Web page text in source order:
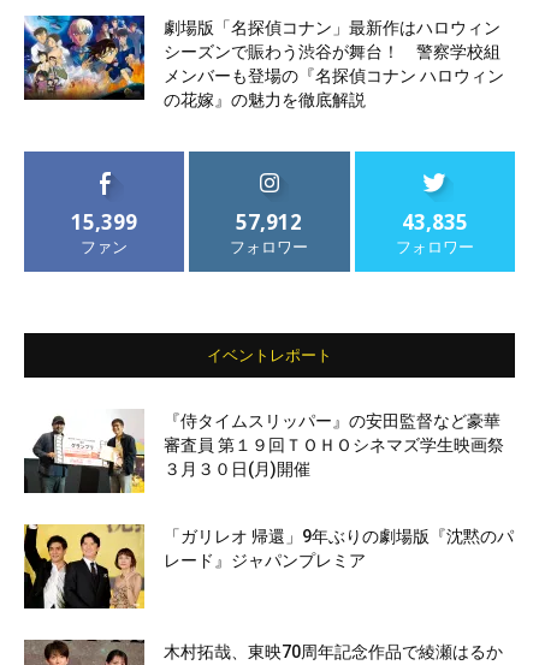
劇場版「名探偵コナン」最新作はハロウィン
シーズンで賑わう渋谷が舞台！ 警察学校組
メンバーも登場の『名探偵コナン ハロウィン
の花嫁』の魅力を徹底解説
15,399
ファン
57,912
フォロワー
43,835
フォロワー
イベントレポート
『侍タイムスリッパー』の安田監督など豪華
審査員 第１９回ＴＯＨＯシネマズ学生映画祭
３月３０日(月)開催
「ガリレオ 帰還」9年ぶりの劇場版『沈黙のパ
レード』ジャパンプレミア
木村拓哉、東映70周年記念作品で綾瀬はるか